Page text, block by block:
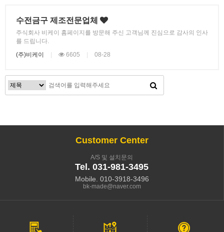
수전금구 제조전문업체
주식회사 비케이 홈페이지를 방문해 주신 고객님께 진심으로 감사의 인사
를 드립니다.
(주)비케이
6605 08-28
Customer Center
A/S 및 설치문의
Tel. 031-981-3495
Mobile. 010-3918-3496
bk-made@naver.com